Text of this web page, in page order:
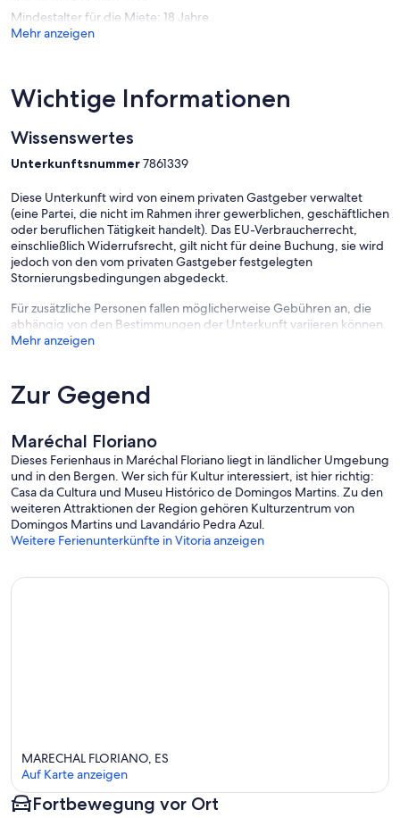
Mindestalter für die Miete: 18 Jahre
Mehr anzeigen
Wichtige Informationen
Wissenswertes
Unterkunftsnummer7861339
Diese Unterkunft wird von einem privaten Gastgeber verwaltet
(eine Partei, die nicht im Rahmen ihrer gewerblichen, geschäftlichen
oder beruflichen Tätigkeit handelt). Das EU-Verbraucherrecht,
einschließlich Widerrufsrecht, gilt nicht für deine Buchung, sie wird
jedoch von den vom privaten Gastgeber festgelegten
Stornierungsbedingungen abgedeckt.
Für zusätzliche Personen fallen möglicherweise Gebühren an, die
abhängig von den Bestimmungen der Unterkunft variieren können.
Mehr anzeigen
Zur Gegend
Maréchal Floriano
Dieses Ferienhaus in Maréchal Floriano liegt in ländlicher Umgebung
und in den Bergen. Wer sich für Kultur interessiert, ist hier richtig:
Casa da Cultura und Museu Histórico de Domingos Martins. Zu den
weiteren Attraktionen der Region gehören Kulturzentrum von
Domingos Martins und Lavandário Pedra Azul.
Weitere Ferienunterkünfte in Vitoria anzeigen
MARECHAL FLORIANO, ES
Auf Karte anzeigen
Fortbewegung vor Ort